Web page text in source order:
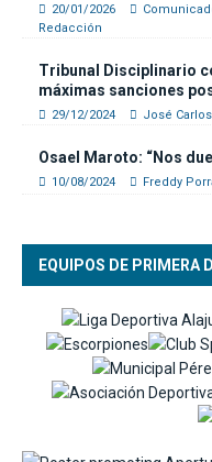
20/01/2026
Redacción
Tribunal Disciplinario
máximas sanciones
29/12/2024 José
Osael Maroto: “Nos
10/08/2024 Freddy
EQUIPOS DE PRIMERA